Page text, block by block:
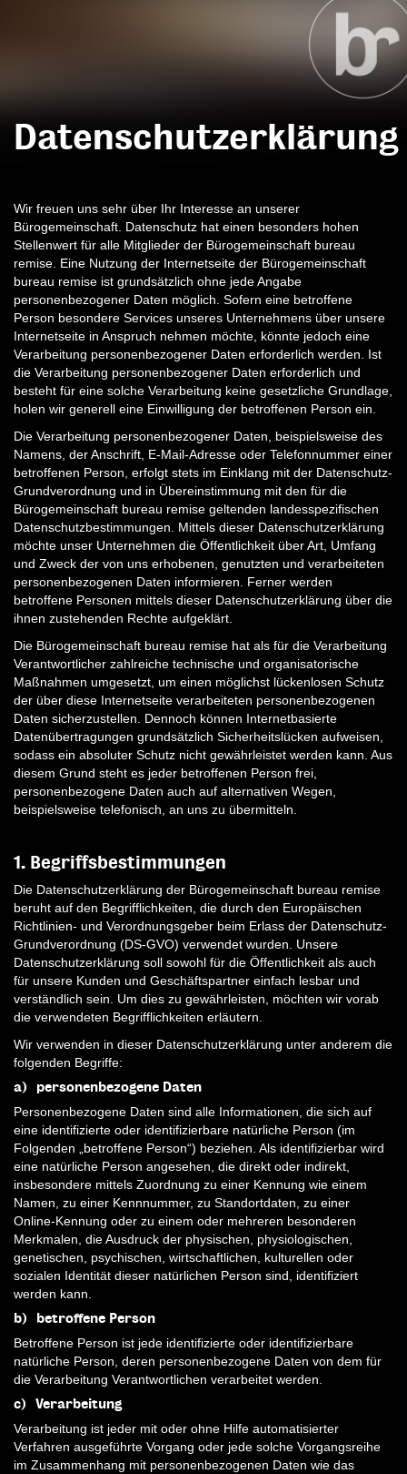
Datenschutzerklärung
Wir freuen uns sehr über Ihr Interesse an unserer
Bürogemeinschaft. Datenschutz hat einen besonders hohen
Stellenwert für alle Mitglieder der Bürogemeinschaft bureau
remise. Eine Nutzung der Internetseite der Bürogemeinschaft
bureau remise ist grundsätzlich ohne jede Angabe
personenbezogener Daten möglich. Sofern eine betroffene
Person besondere Services unseres Unternehmens über unsere
Internetseite in Anspruch nehmen möchte, könnte jedoch eine
Verarbeitung personenbezogener Daten erforderlich werden. Ist
die Verarbeitung personenbezogener Daten erforderlich und
besteht für eine solche Verarbeitung keine gesetzliche Grundlage,
holen wir generell eine Einwilligung der betroffenen Person ein.
Die Verarbeitung personenbezogener Daten, beispielsweise des
Namens, der Anschrift, E-Mail-Adresse oder Telefonnummer einer
betroffenen Person, erfolgt stets im Einklang mit der Datenschutz-
Grundverordnung und in Übereinstimmung mit den für die
Bürogemeinschaft bureau remise geltenden landesspezifischen
Datenschutzbestimmungen. Mittels dieser Datenschutzerklärung
möchte unser Unternehmen die Öffentlichkeit über Art, Umfang
und Zweck der von uns erhobenen, genutzten und verarbeiteten
personenbezogenen Daten informieren. Ferner werden
betroffene Personen mittels dieser Datenschutzerklärung über die
ihnen zustehenden Rechte aufgeklärt.
Die Bürogemeinschaft bureau remise hat als für die Verarbeitung
Verantwortlicher zahlreiche technische und organisatorische
Maßnahmen umgesetzt, um einen möglichst lückenlosen Schutz
der über diese Internetseite verarbeiteten personenbezogenen
Daten sicherzustellen. Dennoch können Internetbasierte
Datenübertragungen grundsätzlich Sicherheitslücken aufweisen,
sodass ein absoluter Schutz nicht gewährleistet werden kann. Aus
diesem Grund steht es jeder betroffenen Person frei,
personenbezogene Daten auch auf alternativen Wegen,
beispielsweise telefonisch, an uns zu übermitteln.
1. Begriffsbestimmungen
Die Datenschutzerklärung der Bürogemeinschaft bureau remise
beruht auf den Begrifflichkeiten, die durch den Europäischen
Richtlinien- und Verordnungsgeber beim Erlass der Datenschutz-
Grundverordnung (DS-GVO) verwendet wurden. Unsere
Datenschutzerklärung soll sowohl für die Öffentlichkeit als auch
für unsere Kunden und Geschäftspartner einfach lesbar und
verständlich sein. Um dies zu gewährleisten, möchten wir vorab
die verwendeten Begrifflichkeiten erläutern.
Wir verwenden in dieser Datenschutzerklärung unter anderem die
folgenden Begriffe:
a) personenbezogene Daten
Personenbezogene Daten sind alle Informationen, die sich auf
eine identifizierte oder identifizierbare natürliche Person (im
Folgenden „betroffene Person“) beziehen. Als identifizierbar wird
eine natürliche Person angesehen, die direkt oder indirekt,
insbesondere mittels Zuordnung zu einer Kennung wie einem
Namen, zu einer Kennnummer, zu Standortdaten, zu einer
Online-Kennung oder zu einem oder mehreren besonderen
Merkmalen, die Ausdruck der physischen, physiologischen,
genetischen, psychischen, wirtschaftlichen, kulturellen oder
sozialen Identität dieser natürlichen Person sind, identifiziert
werden kann.
b) betroffene Person
Betroffene Person ist jede identifizierte oder identifizierbare
natürliche Person, deren personenbezogene Daten von dem für
die Verarbeitung Verantwortlichen verarbeitet werden.
c) Verarbeitung
Verarbeitung ist jeder mit oder ohne Hilfe automatisierter
Verfahren ausgeführte Vorgang oder jede solche Vorgangsreihe
im Zusammenhang mit personenbezogenen Daten wie das